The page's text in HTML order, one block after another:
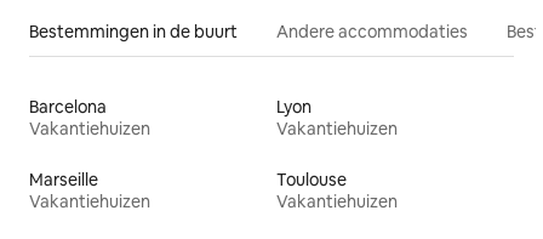
Bestemmingen in de buurt Andere accommodaties
Barcelona
Vakantiehuizen
Lyon
Vakantiehuizen
Marseille
Vakantiehuizen
Toulouse
Vakantiehuizen